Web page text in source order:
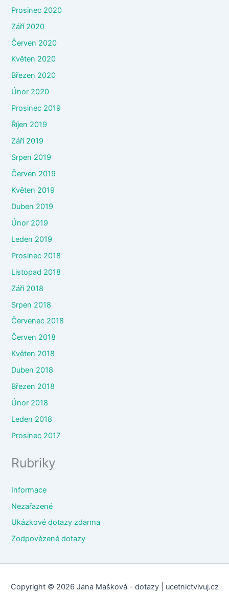
Prosinec 2020
Září 2020
Červen 2020
Květen 2020
Březen 2020
Únor 2020
Prosinec 2019
Říjen 2019
Září 2019
Srpen 2019
Červen 2019
Květen 2019
Duben 2019
Únor 2019
Leden 2019
Prosinec 2018
Listopad 2018
Září 2018
Srpen 2018
Červenec 2018
Červen 2018
Květen 2018
Duben 2018
Březen 2018
Únor 2018
Leden 2018
Prosinec 2017
Rubriky
Informace
Nezařazené
Ukázkové dotazy zdarma
Zodpovězené dotazy
Copyright © 2026 Jana Mašková - dotazy | ucetnictvivuj.cz